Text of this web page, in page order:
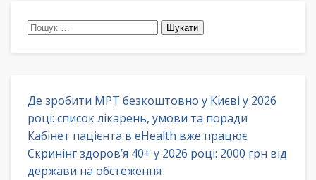
Пошук:
Де зробити МРТ безкоштовно у Києві у 2026
році: список лікарень, умови та поради
Кабінет пацієнта в eHealth вже працює
Скринінг здоров’я 40+ у 2026 році: 2000 грн від
держави на обстеження